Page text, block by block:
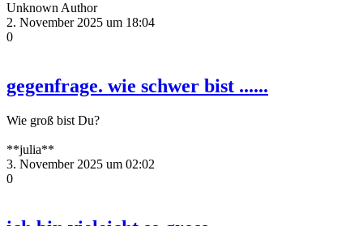
Unknown Author
2. November 2025 um 18:04
0
gegenfrage. wie schwer bist ......
Wie groß bist Du?
**julia**
3. November 2025 um 02:02
0